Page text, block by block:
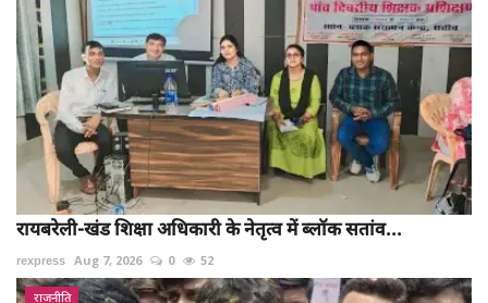
रायबरेली-खंड शिक्षा अधिकारी के नेतृत्व में ब्लॉक सतांव...
rexpress Aug 7, 2026 0 52
राजनीति